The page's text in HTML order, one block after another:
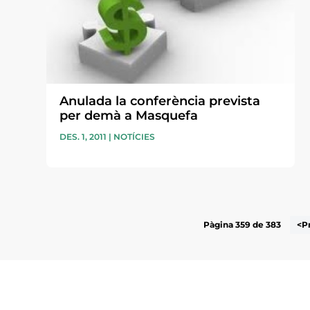
Anulada la conferència prevista
per demà a Masquefa
DES. 1, 2011 | NOTÍCIES
Pàgina 359 de 383